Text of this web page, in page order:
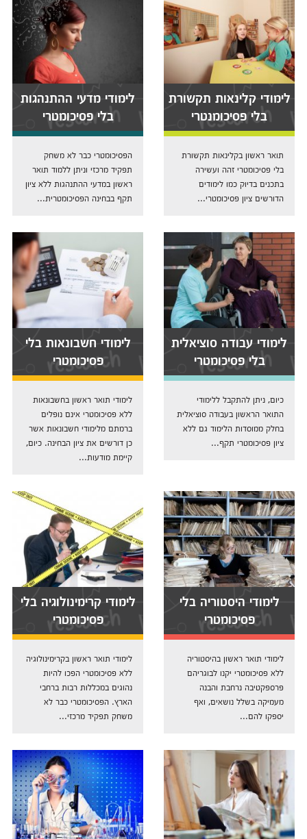
לימודי קלינאות תקשורת
בלי פסיכומנטרי
תואר ראשון בקלינאות תקשורת
בלי פסיכומטרי זהה ועשירה
בתכנים בדיוק כמו לימודים
הדורשים ציון פסיכומטרי...
לימודי מדעי ההתנהגות
בלי פסיכומטרי
הפסיכומטרי כבר לא משחק
תפקיד מרכזי וניתן ללמוד תואר
ראשון במדעי ההתנהגות ללא ציון
תקף בבחינה הפסיכומטרית...
לימודי עבודה סוציאלית
בלי פסיכומטרי
כיום, ניתן להתקבל ללימודי
התואר הראשון בעבודה סוציאלית
בחלק ממוסדות הלימוד גם ללא
ציון פסיכומטרי תקף...
לימודי חשבונאות בלי
פסיכומטרי
לימודי תואר ראשון בחשבונאות
ללא פסיכומטרי אינם נופלים
ברמתם מלימודי חשבונאות אשר
כן דורשים את ציון הבחינה. כיום,
קיימת מודעות...
לימודי היסטוריה בלי
פסיכומטרי
לימודי תואר ראשון בהיסטוריה
ללא פסיכומטרי יקנו לבוגריהם
פרספקטיבה נרחבת והבנה
מעמיקה בשלל נושאים, ואף
יספקו להם...
לימודי קרימינולוגיה בלי
פסיכומטרי
לימודי תואר ראשון בקרימינולוגיה
ללא פסיכומטרי הפכו להיות
נהוגים במכללות רבות ברחבי
הארץ. הפסיכומטרי כבר לא
משחק תפקיד מרכזי...